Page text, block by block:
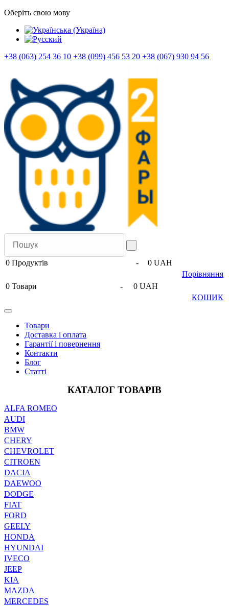
Оберіть свою мову
+38 (063) 254 36 10 +38 (099) 456 53 20 +38 (067) 930 94 56
0 Продуктів -
0 UAH
Порівняння
0 Товари -
0 UAH
КОШИК
Товари
Доставка і оплата
Гарантії і повернення
Контакти
Блог
Статті
КАТАЛОГ ТОВАРІВ
ALFA ROMEO
AUDI
BMW
CHERY
CHEVROLET
CITROEN
DACIA
DAEWOO
DODGE
FIAT
FORD
GEELY
HONDA
HYUNDAI
IVECO
JEEP
KIA
MAZDA
MERCEDES